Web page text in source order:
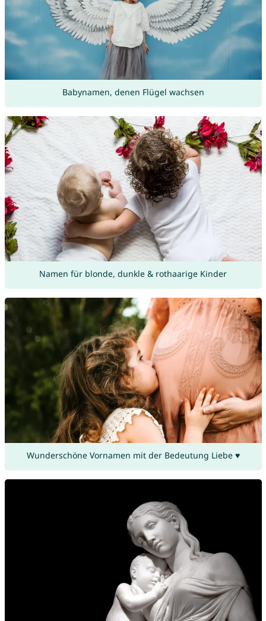
Babynamen, denen Flügel wachsen
Namen für blonde, dunkle & rothaarige Kinder
Wunderschöne Vornamen mit der Bedeutung Liebe ♥